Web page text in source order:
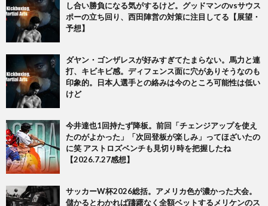
し合い勝負になる気がするけど。グッドマンのvsサウス
ポーの立ち回り、西田陣営の対策に注目してる【展望・
予想】
ダヤン・ゴンザレスが好みすぎてたまらない。馬力と連
打、キビキビ感。ディフェンス面に穴がありそうなのも
印象的。日本人選手との絡みは今のところ可能性は低い
けど
今井達也1回持たず降板。前回「チェンジアップを使え
たのがよかった」「次回登板が楽しみ」ってほざいたの
に笑 アストロズベンチも見切り時を把握したね
【2026.7.27感想】
サッカーW杯2026総括。アメリカ色が濃かった大会。
儲かるとわかれば躊躇なく全額ベットするメリケンのス